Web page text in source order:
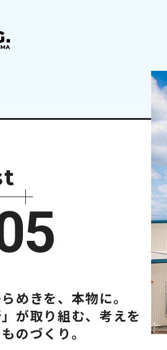
t
めきを、本物に。
」が取り組む、考えを
のづくり。